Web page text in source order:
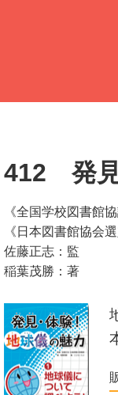
412 発見
《全国学校図書館
《日本図書館協会
佐藤正志：監
稲葉茂勝：著